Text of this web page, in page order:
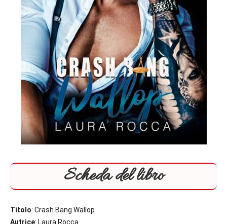
Scheda del libro
Titolo: Crash Bang Wallop
Autrice: Laura Rocca